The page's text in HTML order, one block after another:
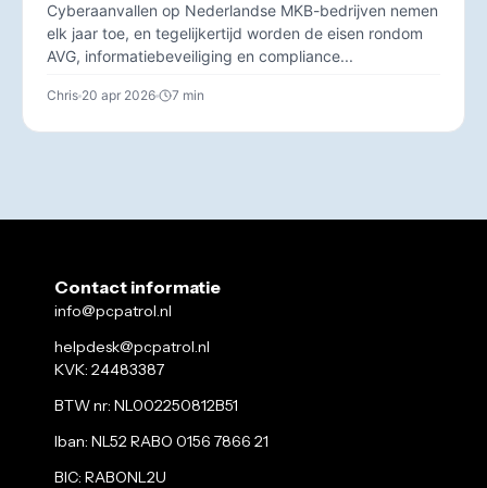
Cyberaanvallen op Nederlandse MKB-bedrijven nemen
elk jaar toe, en tegelijkertijd worden de eisen rondom
AVG, informatiebeveiliging en compliance...
Chris 20 apr 2026 7 min
Contact informatie
info@pcpatrol.nl
helpdesk@pcpatrol.nl
KVK: 24483387
BTW nr: NL002250812B51
Iban: NL52 RABO 0156 7866 21
BIC: RABONL2U